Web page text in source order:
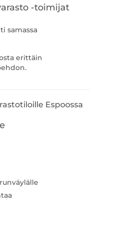
-toimijat
samassa
erittäin
Espoossa